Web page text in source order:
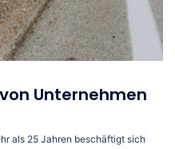
Unternehmen
als 25 Jahren beschäftigt sich